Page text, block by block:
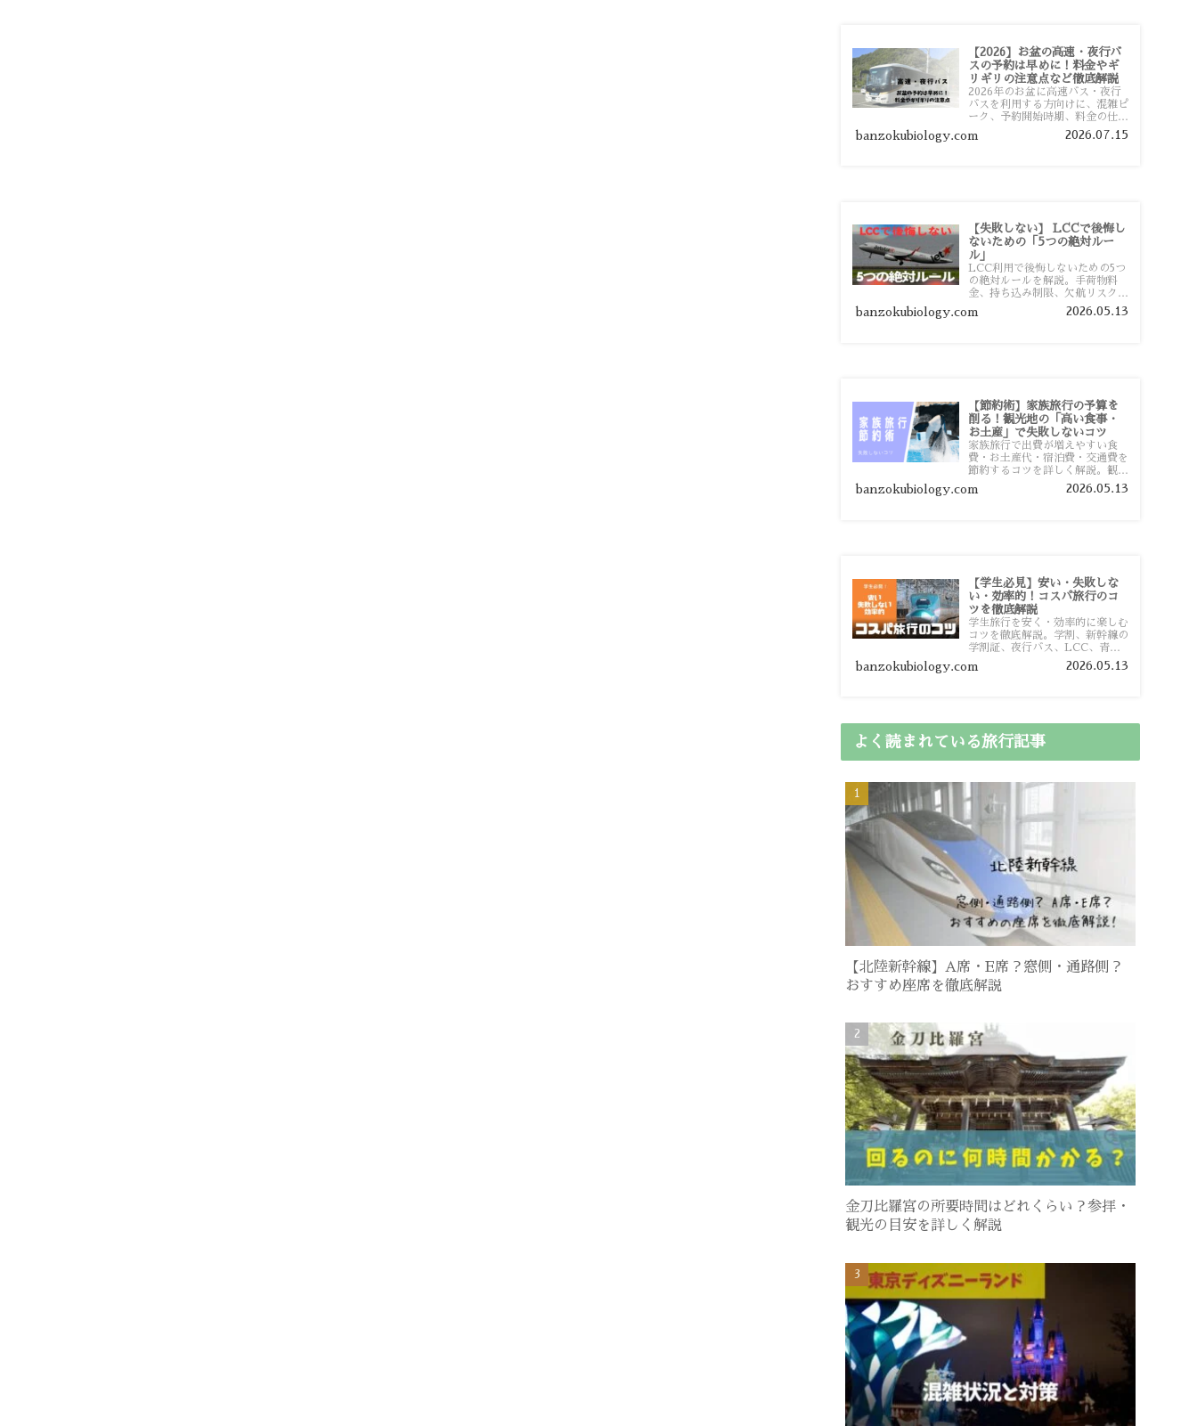
【2026】お盆の高速・夜行バ
スの予約は早めに！料金やギ
リギリの注意点など徹底解説
2026年のお盆に高速バス・夜行
バスを利用する方向けに、混雑ピ
ーク、予約開始時期、料金の仕組
み、キャンセル待ちのコツ、直前
予約の注意点まで詳しく解説しま
banzokubiology.com 2026.07.15
【失敗しない】 LCCで後悔し
ないための「5つの絶対ルー
ル」
LCC利用で後悔しないための5つ
の絶対ルールを解説。手荷物料
金、持ち込み制限、欠航リスク、
時間厳守など、格安航空会社を利
用する前に知っておきたい注意点
banzokubiology.com 2026.05.13
【節約術】家族旅行の予算を
削る！観光地の「高い食事・
お土産」で失敗しないコツ
家族旅行で出費が増えやすい食
費・お土産代・宿泊費・交通費を
節約するコツを詳しく解説。観光
地価格を避ける方法や、早割・ス
ーパー活用術、予算管理のポイン
banzokubiology.com 2026.05.13
【学生必見】安い・失敗しな
い・効率的！コスパ旅行のコ
ツを徹底解説
学生旅行を安く・効率的に楽しむ
コツを徹底解説。学割、新幹線の
学割証、夜行バス、LCC、青春
18きっぷ、レンタカー割り勘な
ど、学生向けの節約旅行術を詳し
banzokubiology.com 2026.05.13
よく読まれている旅行記事
【北陸新幹線】A席・E席？窓側・通路側？
おすすめ座席を徹底解説
金刀比羅宮の所要時間はどれくらい？参拝・
観光の目安を詳しく解説